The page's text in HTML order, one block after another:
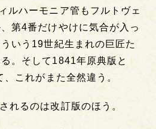
ルハーモニア管もフルトヴェ
第4番だけやけに気合が入っ
いう19世紀生まれの巨匠た
。そして1841年原典版と
これがまた全然違う。
れるのは改訂版のほう。